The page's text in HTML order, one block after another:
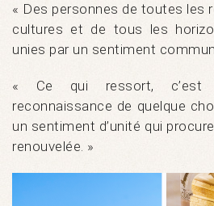
« Des personnes de toutes les
cultures et de tous les
unies par un sentiment
« Ce qui ressort, c’est
reconnaissance de quelque
un sentiment d’unité qui
renouvelée. »